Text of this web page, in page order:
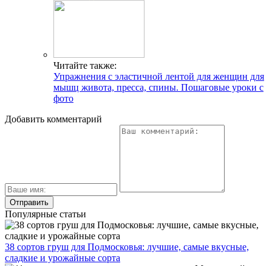
Читайте также:
Упражнения с эластичной лентой для женщин для
мышц живота, пресса, спины. Пошаговые уроки с
фото
Добавить комментарий
Популярные статьи
38 сортов груш для Подмосковья: лучшие, самые вкусные,
сладкие и урожайные сорта